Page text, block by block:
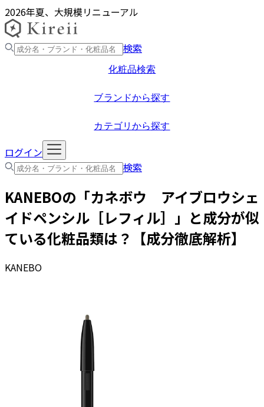
2026年夏、大規模リニューアル
検索
化粧品検索
ブランドから探す
カテゴリから探す
ログイン
検索
KANEBOの「カネボウ アイブロウシェ
イドペンシル［レフィル］
」と成分が似
ている化粧品類は？【成分徹底解析】
KANEBO